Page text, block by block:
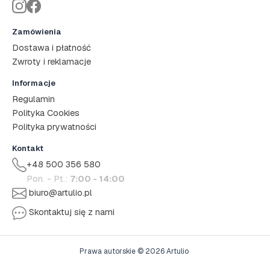
Zamówienia
Dostawa i płatność
Zwroty i reklamacje
Informacje
Regulamin
Polityka Cookies
Polityka prywatności
Kontakt
+48 500 356 580
Pon. - Pt.: 7:00 - 14:00
biuro@artulio.pl
Skontaktuj się z nami
Prawa autorskie © 2026 Artulio